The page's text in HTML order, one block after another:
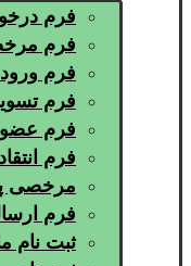
فرم
فرم
فرم
فرم
فرم
فرم
مرخصی
فرم
ثبت نام